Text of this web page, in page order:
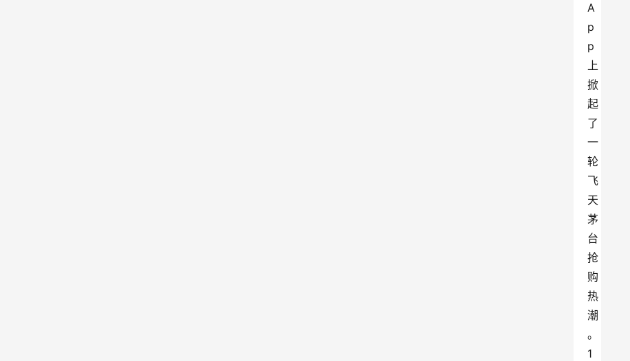
A
p
p
上
掀
起
了
一
轮
飞
天
茅
台
抢
购
热
潮
。
1